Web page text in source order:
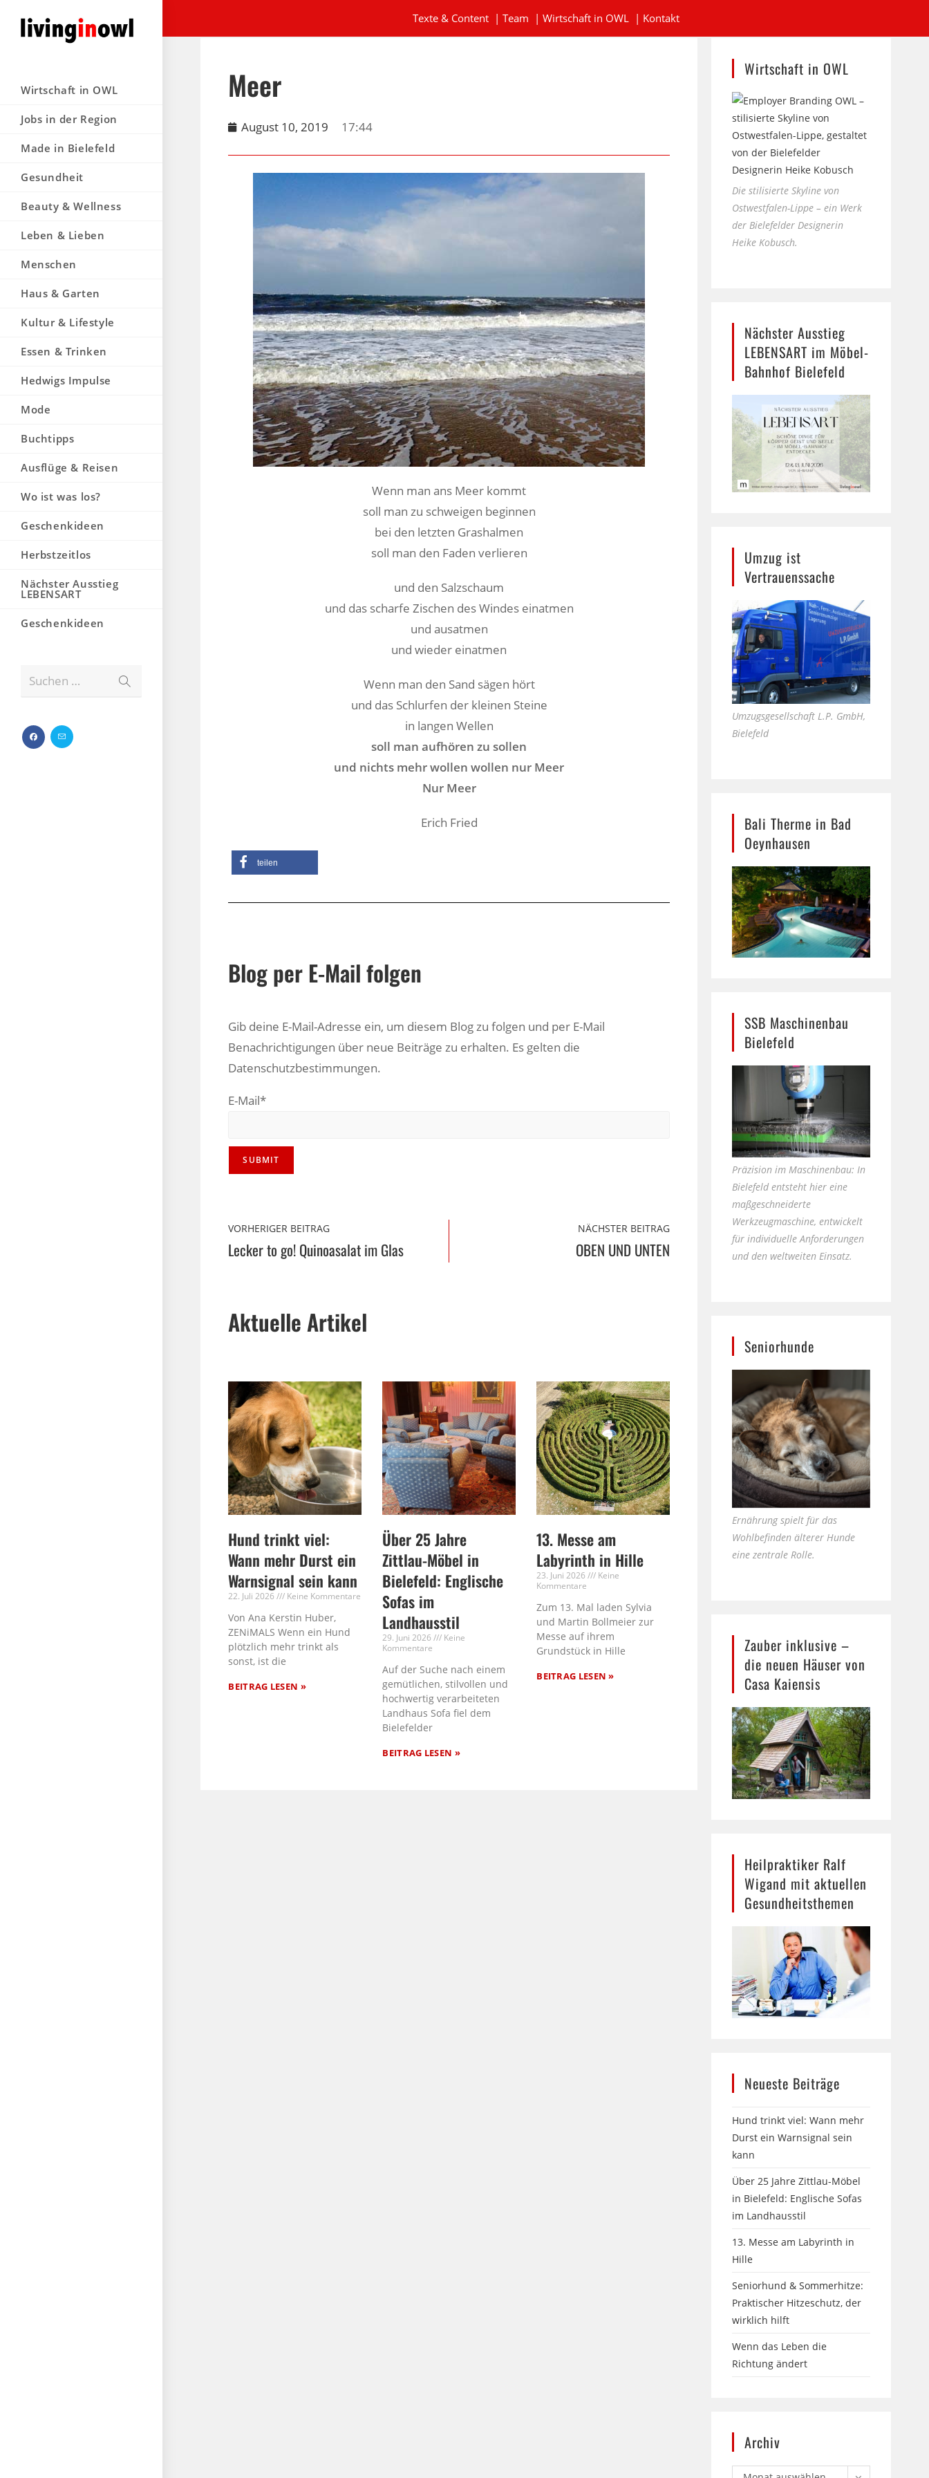
Texte & Content| Team | Wirtschaft in OWL| Kontakt
Wirtschaft in OWL
Jobs in der Region
Made in Bielefeld
Gesundheit
Beauty & Wellness
Leben & Lieben
Menschen
Haus & Garten
Kultur & Lifestyle
Essen & Trinken
Hedwigs Impulse
Mode
Buchtipps
Ausflüge & Reisen
Wo ist was los?
Geschenkideen
Herbstzeitlos
Nächster Ausstieg
LEBENSART
Geschenkideen
Suchen …
Meer
August 10, 2019 17:44
Wenn man ans Meer kommt
soll man zu schweigen beginnen
bei den letzten Grashalmen
soll man den Faden verlieren
und den Salzschaum
und das scharfe Zischen des Windes einatmen
und ausatmen
und wieder einatmen
Wenn man den Sand sägen hört
und das Schlurfen der kleinen Steine
in langen Wellen
soll man aufhören zu sollen
und nichts mehr wollen wollen nur Meer
Nur Meer
Erich Fried
teilen
Blog per E-Mail folgen
Gib deine E-Mail-Adresse ein, um diesem Blog zu folgen und per E-Mail
Benachrichtigungen über neue Beiträge zu erhalten. Es gelten die
Datenschutzbestimmungen.
E-Mail*
VORHERIGER BEITRAG
Lecker to go! Quinoasalat im Glas
NÄCHSTER BEITRAG
OBEN UND UNTEN
Aktuelle Artikel
Hund trinkt viel:
Wann mehr Durst ein
Warnsignal sein kann
22. Juli 2026 Keine Kommentare
Von Ana Kerstin Huber,
ZENiMALS Wenn ein Hund
plötzlich mehr trinkt als
sonst, ist die
BEITRAG LESEN »
Über 25 Jahre
Zittlau-Möbel in
Bielefeld: Englische
Sofas im
Landhausstil
29. Juni 2026
Keine
Kommentare
Auf der Suche nach einem
gemütlichen, stilvollen und
hochwertig verarbeiteten
Landhaus Sofa fiel dem
Bielefelder
BEITRAG LESEN »
13. Messe am
Labyrinth in Hille
23. Juni 2026
Keine
Kommentare
Zum 13. Mal laden Sylvia
und Martin Bollmeier zur
Messe auf ihrem
Grundstück in Hille
BEITRAG LESEN »
Wirtschaft in OWL
Die stilisierte Skyline von
Ostwestfalen-Lippe – ein Werk
der Bielefelder Designerin
Heike Kobusch.
Nächster Ausstieg
LEBENSART im Möbel-
Bahnhof Bielefeld
Umzug ist
Vertrauenssache
Umzugsgesellschaft L.P. GmbH,
Bielefeld
Bali Therme in Bad
Oeynhausen
SSB Maschinenbau
Bielefeld
Präzision im Maschinenbau: In
Bielefeld entsteht hier eine
maßgeschneiderte
Werkzeugmaschine, entwickelt
für individuelle Anforderungen
und den weltweiten Einsatz.
Seniorhunde
Ernährung spielt für das
Wohlbefinden älterer Hunde
eine zentrale Rolle.
Zauber inklusive –
die neuen Häuser von
Casa Kaiensis
Heilpraktiker Ralf
Wigand mit aktuellen
Gesundheitsthemen
Neueste Beiträge
Hund trinkt viel: Wann mehr
Durst ein Warnsignal sein
kann
Über 25 Jahre Zittlau-Möbel
in Bielefeld: Englische Sofas
im Landhausstil
13. Messe am Labyrinth in
Hille
Seniorhund & Sommerhitze:
Praktischer Hitzeschutz, der
wirklich hilft
Wenn das Leben die
Richtung ändert
Archiv